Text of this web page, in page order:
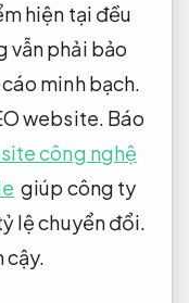
hiện tại đều
vẫn phải bảo
minh bạch.
website. Báo
công nghệ
giúp công ty
lệ chuyển đổi.
cậy.